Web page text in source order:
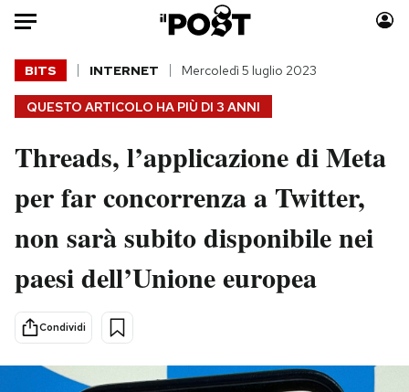
Auto
HOME
Italia
Politica
Tecnologia
Scienza
Cultura
Economia
Sport
Moda
Consumismi
Storie/Idee
Ok Boomer!
Media
Mondiali calcio 2026
QUESTO ARTICOLO HA PIÙ DI 3 ANNI
BITS INTERNET Mercoledì 5 luglio 2023
Threads, l’applicazione di Meta
per far concorrenza a Twitter,
non sarà subito disponibile nei
paesi dell’Unione europea
Condividi